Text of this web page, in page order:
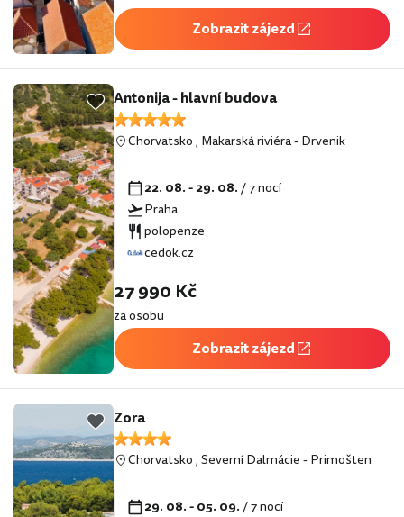
Zobrazit zájezd
Antonija - hlavní budova
Chorvatsko, Makarská riviéra-Drvenik
22. 08. - 29. 08./ 7 nocí
Praha
polopenze
cedok.cz
27 990 Kč
za osobu
Zobrazit zájezd
Zora
Chorvatsko,Severní Dalmácie-Primošten
29. 08. - 05. 09./ 7 nocí